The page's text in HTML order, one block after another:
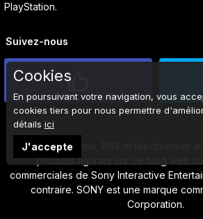
PlayStation.
Suivez-nous
Sony, PlayStation, PS4 et les diverses
produits figurant sur ce blog web
commerciales de Sony Interactive
contraire. SONY est une marque
Corporation.
Cookies
En poursuivant votre navigation, vous
cookies tiers pour nous permettre
détails ici
J'accepte